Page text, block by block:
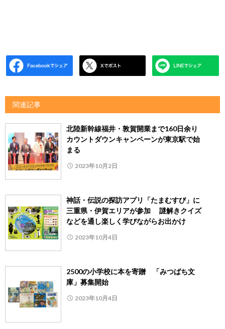
関連記事
北陸新幹線福井・敦賀開業まで160日余り
カウントダウンキャンペーンが東京駅で始
まる
2023年10月2日
神話・伝説の探訪アプリ「たまむすび」に
三重県・伊賀エリアが参加 謎解きクイズ
などを通し楽しく学びながらお出かけ
2023年10月4日
2500の小学校に本を寄贈 「みつばち文
庫」募集開始
2023年10月4日